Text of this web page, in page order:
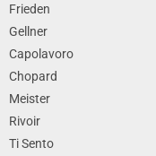
Frieden
Gellner
Capolavoro
Chopard
Meister
Rivoir
Ti Sento